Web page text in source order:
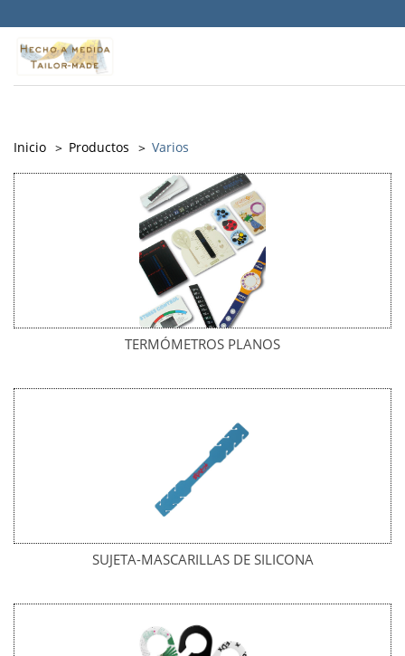
/srv/vhost/objepub.com/home/html/src/themes/Memory/
on line141
Inicio Productos Varios
TERMÓMETROS PLANOS
SUJETA-MASCARILLAS DE SILICONA